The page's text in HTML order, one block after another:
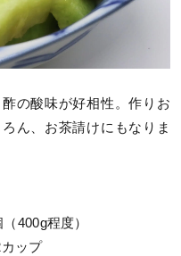
の酸味が好相性。作りお
ん、お茶請けにもなりま
程度）
プ